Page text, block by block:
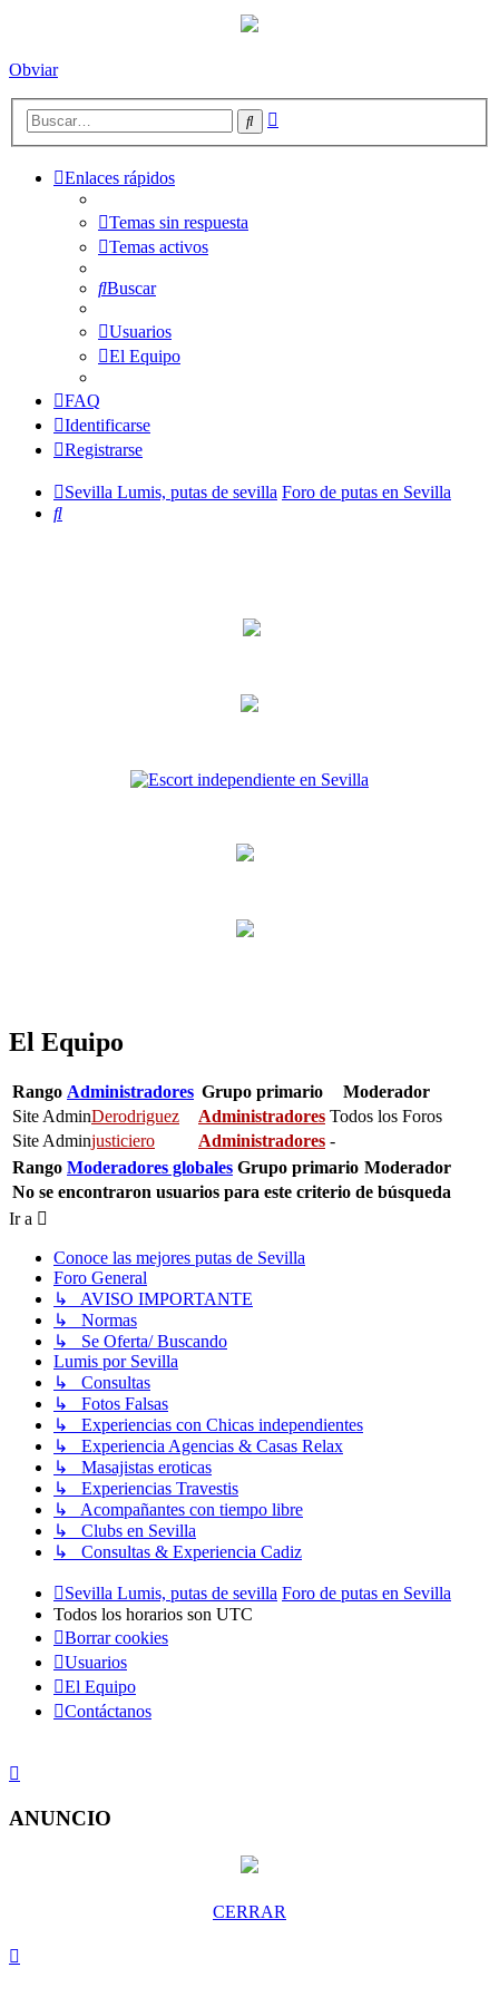
Obviar
Buscar
Enlaces rápidos
Temas sin respuesta
Temas activos
Buscar
Usuarios
El Equipo
FAQ
Identificarse
Registrarse
Sevilla Lumis, putas de sevilla Foro de putas en Sevilla
Buscar
El Equipo
Rango Administradores Grupo primario
Moderador
Site AdminDerodriguez Administradores Todos los Foros
Site Adminjusticiero Administradores -
Rango Moderadores globales Grupo primario Moderador
No se encontraron usuarios para este criterio de búsqueda
Ir a
Conoce las mejores putas de Sevilla
Foro General
↳ AVISO IMPORTANTE
↳ Normas
↳ Se Oferta/ Buscando
Lumis por Sevilla
↳ Consultas
↳ Fotos Falsas
↳ Experiencias con Chicas independientes
↳ Experiencia Agencias & Casas Relax
↳ Masajistas eroticas
↳ Experiencias Travestis
↳ Acompañantes con tiempo libre
↳ Clubs en Sevilla
↳ Consultas & Experiencia Cadiz
Sevilla Lumis, putas de sevilla Foro de putas en Sevilla
Todos los horarios son UTC
Borrar cookies
Usuarios
El Equipo
Contáctanos
ANUNCIO
CERRAR